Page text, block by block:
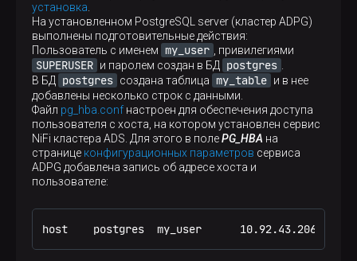
установка
На установленном PostgreSQL server (кластер ADPG)
выполнены подготовительные действия:
Пользователь с именем my_user , привилегиями
SUPERUSER и паролем создан в БД postgres
В БД
postgres создана таблица my_table и в нее
добавлены несколько строк с данными.
Файл pg_hba.conf настроен для обеспечения доступа
пользователя с хоста, на котором установлен сервис
NiFi кластера ADS. Для этого в полеPG_HBA на
странице конфигурационных параметров сервиса
ADPG добавлена запись об адресе хоста и
пользователе:
host    postgres  my_user      10.92.43.206/32